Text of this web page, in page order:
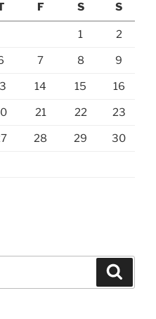
F S S
1 2
7 8 9
14 15 16
21 22 23
28 29 30